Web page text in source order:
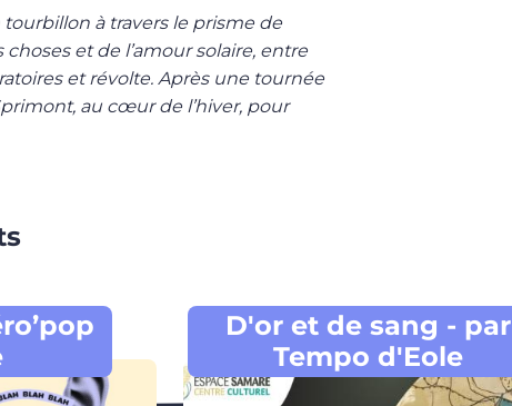
à travers le prisme de
et de l’amour solaire, entre
et révolte. Après une tournée
au cœur de l’hiver, pour
D'or et de sang - par
Tempo d'Eole